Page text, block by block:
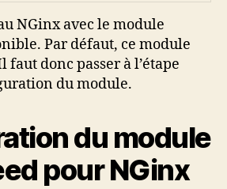
NGinx avec le module
Par défaut, ce module
faut donc passer à l’étape
du module.
du module
pour NGinx